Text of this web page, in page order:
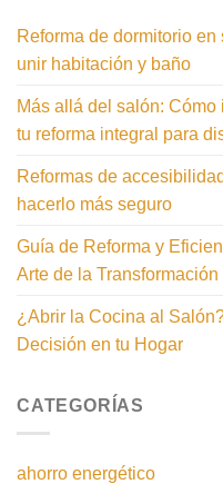
Reforma de dormitorio
unir habitación y baño
Más allá del salón:
tu reforma integral para
Reformas de
hacerlo más seguro
Guía de Reforma y
Arte de la
¿Abrir la Cocina al
Decisión en tu Hogar
CATEGORÍAS
ahorro energético